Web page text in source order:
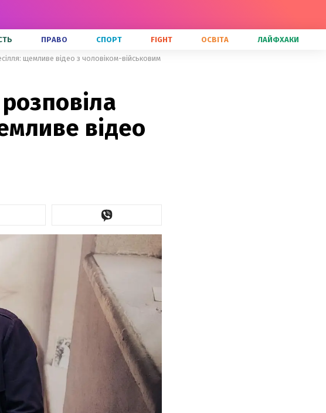
ПРАВО СПОРТ FIGHT ОСВІТА ЛАЙФХАКИ
щемливе відео з чоловіком-військовим
відео